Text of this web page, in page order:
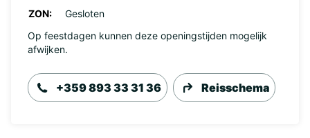
ZON:
Gesloten
Op feestdagen kunnen deze openingstijden mogelijk
afwijken.
+359 893 33 31 36 Reisschema